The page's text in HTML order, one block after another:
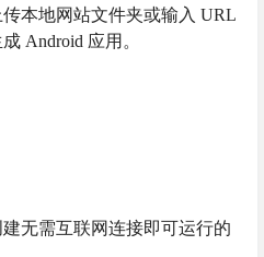
本地网站文件夹或输入 URL
Android 应用。
建无需互联网连接即可运行的